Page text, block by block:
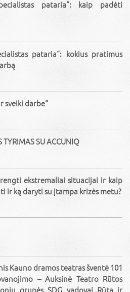
pataria“: kaip padėti
pataria“: kokius pratimus
sveiki darbe“
TYRIMAS SU ACCUNIQ
ekstremaliai situacijai ir kaip
ir ką daryti su įtampa krizės metu?
Kauno dramos teatras šventė 101
– Auksinė Teatro Rūtos
grupės SDG vadovai Rūta ir